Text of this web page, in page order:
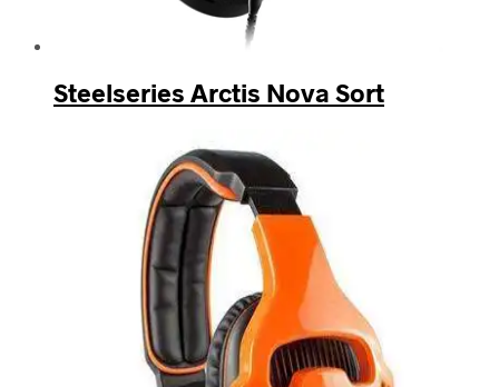
Steelseries Arctis Nova Sort